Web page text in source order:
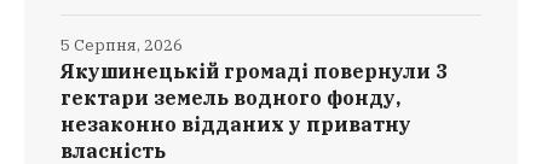
Якушинецькій громаді повернули 3
гектари земель водного фонду,
незаконно відданих у приватну
власність
5 Серпня, 2026